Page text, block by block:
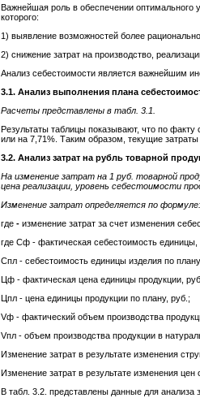
Важнейшая роль в обеспечении оптимального
которого:
1) выявление возможностей более
2) снижение затрат на производство,
Анализ себестоимости является важнейшим
3.1. Анализ выполнения плана
Расчеты представлены в табл. 3.1.
Результаты таблицы показывают, что по
или на 7,71%. Таким образом, текущие
3.2. Анализ затрат на рубль товарной
На изменение затрат на 1 руб. товарной
цена реализации, уровень себестоимости
Изменение затрат определяется по формуле:
где - изменение затрат за счет изменения
где Сф - фактическая себестоимость единицы,
Спл - себестоимость единицы изделия по
Цф - фактическая цена единицы продукции,
Цпл - цена единицы продукции по плану, руб.;
Vф - фактический объем производства
Vпл - объем производства продукции в
Изменение затрат в результате изменения
Изменение затрат в результате изменения
В табл. 3.2. представлены данные для анализа